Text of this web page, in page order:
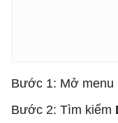
Bước 1: Mở menu
Bước 2: Tìm kiếm